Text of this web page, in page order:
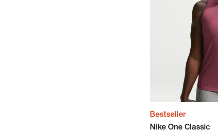
Bestseller
Nike One Classic